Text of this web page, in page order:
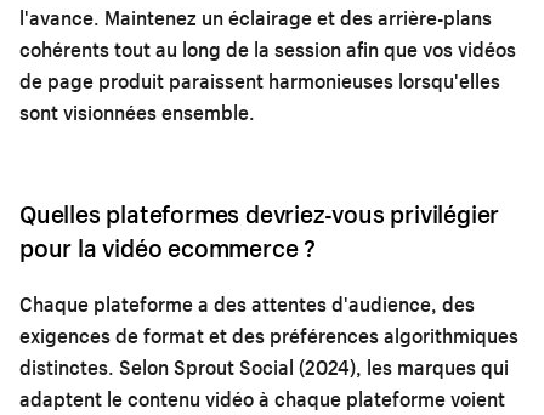
l'avance. Maintenez un éclairage et des arrière-plans
cohérents tout au long de la session afin que vos vidéos
de page produit paraissent harmonieuses lorsqu'elles
sont visionnées ensemble.
Quelles plateformes devriez-vous privilégier
pour la vidéo ecommerce ?
Chaque plateforme a des attentes d'audience, des
exigences de format et des préférences algorithmiques
distinctes. Selon Sprout Social (2024), les marques qui
adaptent le contenu vidéo à chaque plateforme voient